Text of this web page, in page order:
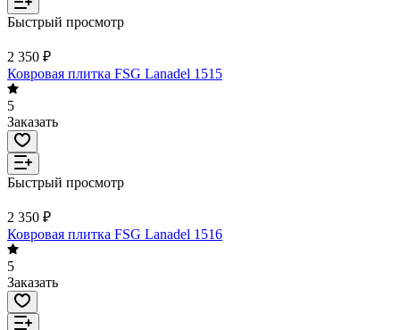
Быстрый просмотр
2 350 ₽
Ковровая плитка FSG Lanadel 1515
5
Заказать
Быстрый просмотр
2 350 ₽
Ковровая плитка FSG Lanadel 1516
5
Заказать